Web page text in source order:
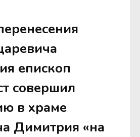
епископ
совершил
в храме
Димитрия «на